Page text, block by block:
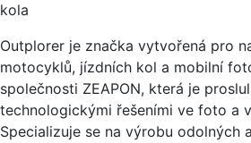
kola
Outplorer je značka vytvořená pro
motocyklů, jízdních kol a mobilní
společnosti ZEAPON, která je
technologickými řešeními ve foto a
Specializuje se na výrobu odolných